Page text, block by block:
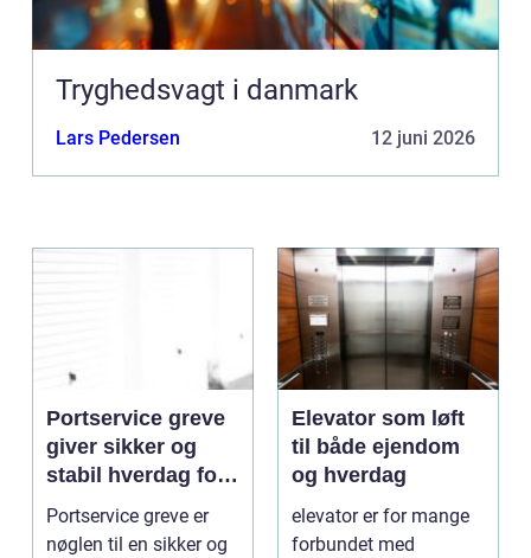
Tryghedsvagt i danmark
Lars Pedersen 12 juni 2026
Portservice greve
giver sikker og
stabil hverdag for
porte
Portservice greve er
nøglen til en sikker og
Elevator som løft
til både ejendom
og hverdag
elevator er for mange
forbundet med